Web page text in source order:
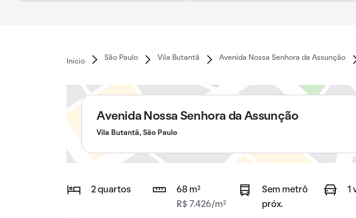
Início
São Paulo Vila Butantã Avenida Nossa Senhora da Assunção
Avenida Nossa Senhora da Assunção
Vila Butantã, São Paulo
2 quartos
68 m²
R$ 7.426/m²
Sem metrô
próx.
1